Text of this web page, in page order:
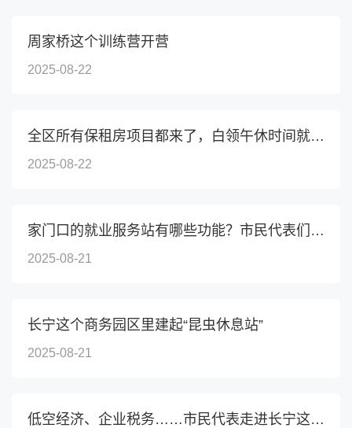
周家桥这个训练营开营
2025-08-22
全区所有保租房项目都来了，白领午休时间就能轻松看房
2025-08-22
家门口的就业服务站有哪些功能？市民代表们走进长宁这里
2025-08-21
长宁这个商务园区里建起“昆虫休息站”
2025-08-21
低空经济、企业税务……市民代表走进长宁这里感受营商环...